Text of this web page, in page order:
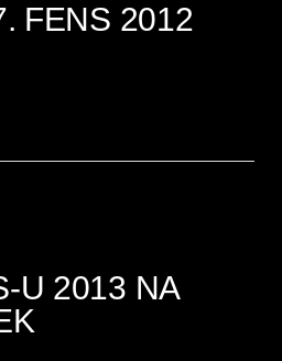
FENS 2012
U 2013 NA